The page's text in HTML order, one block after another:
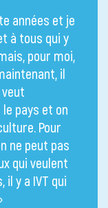
années et je
à tous qui y
pour moi,
il
le pays et on
Pour
ne peut pas
qui veulent
il y a IVT qui